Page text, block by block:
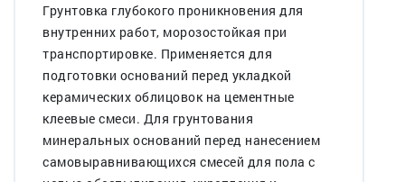
Грунтовка глубокого проникновения для
внутренних работ, морозостойкая при
транспортировке. Применяется для
подготовки оснований перед укладкой
керамических облицовок на цементные
клеевые смеси. Для грунтования
минеральных оснований перед нанесением
самовыравнивающихся смесей для пола с